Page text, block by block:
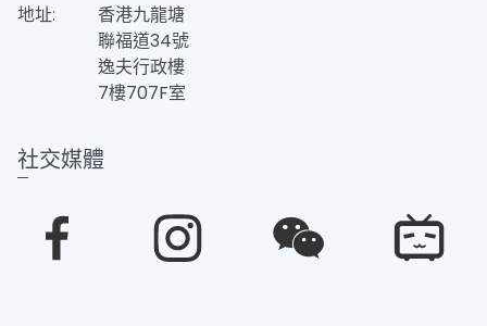
地址:
香港九龍塘
聯福道34號
逸夫行政樓
7樓707F室
社交媒體